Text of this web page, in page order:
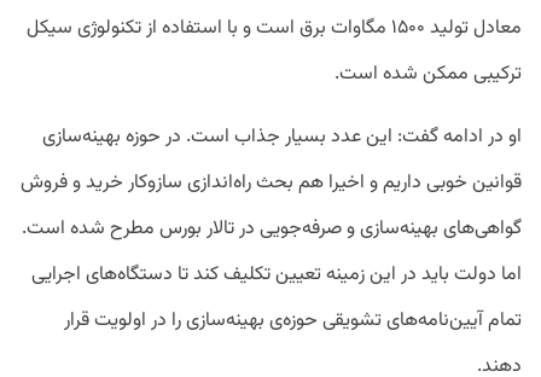
معادل تولید ۱۵۰۰ مگاوات برق است و با استفاده از تکنولوژی سیکل
ترکیبی ممکن شده است.
او در ادامه گفت:‌ این عدد بسیار جذاب است. در حوزه بهینه‌سازی
قوانین خوبی داریم و اخیرا هم بحث راه‌اندازی سازوکار خرید و فروش
گواهی‌های بهینه‌سازی و صرفه‌جویی در تالار بورس مطرح شده است.
اما دولت باید در این زمینه تعیین تکلیف کند تا دستگاه‌های اجرایی
تمام آیین‌نامه‌های تشویقی حوزه‌ی بهینه‌سازی را در اولویت قرار
دهند.